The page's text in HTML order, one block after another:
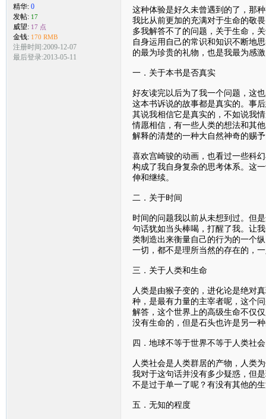
精华: 0
发帖: 17
威望: 17 点
金钱: 170 RMB
注册时间:2009-12-07
最后登录:2013-05-11
这种体验是好久未曾遇到的了，那
我比从前更加的充满对于生命的敬
多我解答不了的问题，关于生命，
自身运用自己的常识和知识不断地
的最为珍贵的礼物，也是我最为感
一．关于本书是否真实
好友读完以后为了我一个问题，这
这本书诉说的故事都是真实的。事
其说我相信它是真实的，不如说我
情愿相信，有一些人类的想法和其
解释的清楚的一种大自然神奇的赐
喜欢宫崎骏的动画，也看过一些科
构成了我自身复杂的思考体系。这
伸和继续。
二．关于时间
时间的问题我以前从未想到过。但
句话犹如当头棒喝，打醒了我。让
类制造出来衡量自己的行为的一个
一切，都不是理所当然的存在的，
三．关于人类和生命
人类是由猴子变的，进化论是绝对
种，是最有力量的主宰者呢，这个
解答，这个世界上的高级生命不仅
没有生命的，但是石头也许是另一
四．地球不等于世界不等于人类社会
人类社会是人类群居的产物，人类
我对于这句话并没有多少疑惑，但
不是过于单一了呢？有没有其他的
五．无知的程度